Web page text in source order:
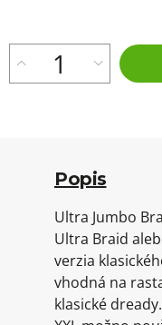
Popis
Ultra Jumbo
Ultra Braid
verzia
vhodná na
klasické